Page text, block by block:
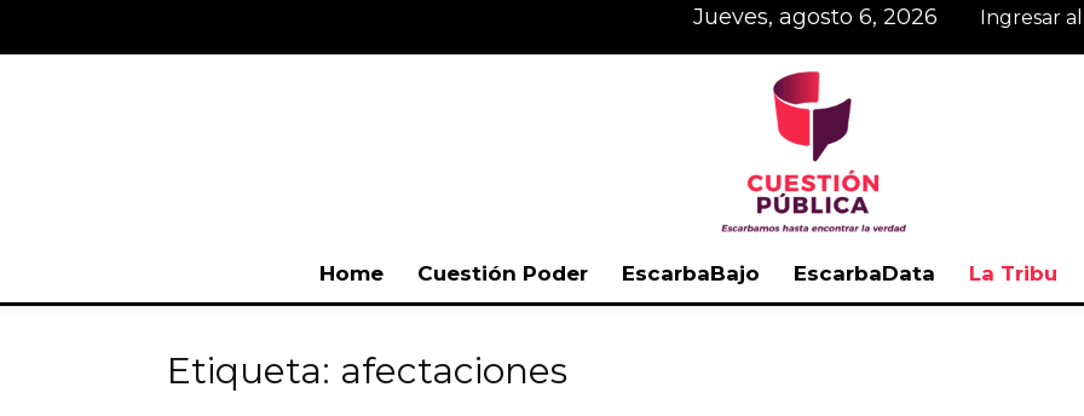
jueves, agosto 6, 2026 Ingresar
Home Cuestión Poder EscarbaBajo EscarbaData La Tribu
Etiqueta: afectaciones